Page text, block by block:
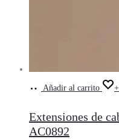
Añadir al carrito
Extensiones de
AC0892